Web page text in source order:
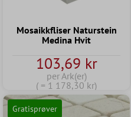
Mosaikkfliser Naturstein
Medina Hvit
103,69 kr
per Ark(er)
( = 1 178,30 kr)
Gratisprøver